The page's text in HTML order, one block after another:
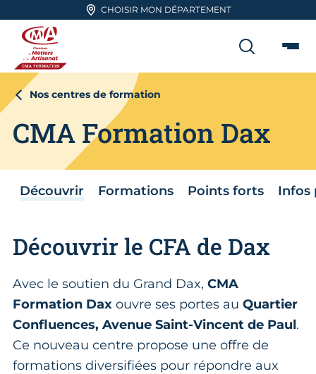
Aller en haut de pageCHOISIR MON DÉPARTEMENT
CMA FORMATION
Nos centres de formation
CMA Formation Dax
Découvrir Formations Points forts Infos
Découvrir le CFA de Dax
Avec le soutien du Grand Dax, CMA
Formation Dax ouvre ses portes au Quartier
Confluences, Avenue Saint-Vincent de Paul.
Ce nouveau centre propose une offre de
formations diversifiées pour répondre aux